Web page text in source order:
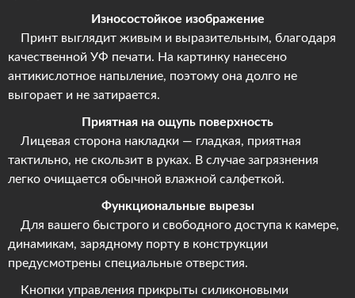
Износостойкое изображение
Принт выглядит живым и выразительным, благодаря
качественной УФ печати. На картинку нанесено
антикислотное напыление, поэтому она долго не
выгорает и не затирается.
Приятная на ощупь поверхность
Лицевая сторона накладки — гладкая, приятная
тактильно, не скользит в руках. В случае загрязнения
легко очищается обычной влажной салфеткой.
Функциональные вырезы
Для вашего быстрого и свободного доступа к камере,
динамикам, зарядному порту в конструкции
предусмотрены специальные отверстия.
Кнопки управления прикрыты силиконовыми